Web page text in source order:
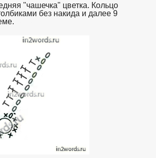
"чашечка" цветка. Кольцо
без накида и далее 9